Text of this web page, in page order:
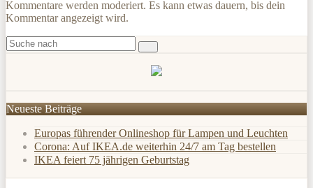
Kommentare werden moderiert. Es kann etwas dauern, bis dein
Kommentar angezeigt wird.
Neueste Beiträge
Europas führender Onlineshop für Lampen und Leuchten
Corona: Auf IKEA.de weiterhin 24/7 am Tag bestellen
IKEA feiert 75 jährigen Geburtstag